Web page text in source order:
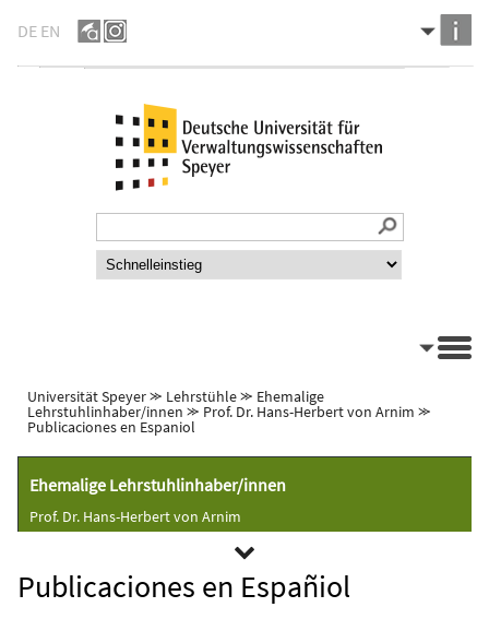
DE EN
Universität Speyer⪼ Lehrstühle⪼ Ehemalige
Lehrstuhlinhaber/innen ⪼ Prof. Dr. Hans-Herbert von Arnim ⪼
Publicaciones en Espaniol
Ehemalige Lehrstuhlinhaber/innen
Prof. Dr. Hans-Herbert von Arnim
Publicaciones en Españiol